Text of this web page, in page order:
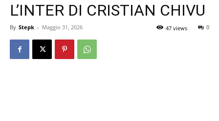
L’INTER DI CRISTIAN CHIVU
By Stepk - Maggio 31, 2026 0
47 views